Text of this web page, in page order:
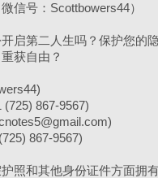
信号：Scottbowers44）
启第二人生吗？保护您的
获自由？
867-9567)
867-9567)
照和其他身份证件方面拥